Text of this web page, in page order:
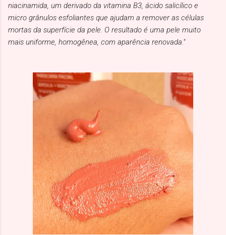
niacinamida, um derivado da vitamina B3, ácido salicílico e
micro grânulos esfoliantes que ajudam a remover as células
mortas da superfície da pele. O resultado é uma pele muito
mais uniforme, homogênea, com aparência renovada."